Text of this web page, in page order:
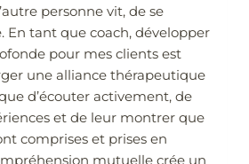
personne vit, de se
En tant que coach, développer
pour mes clients est
une alliance thérapeutique
d’écouter activement, de
et de leur montrer que
comprises et prises en
mutuelle crée un